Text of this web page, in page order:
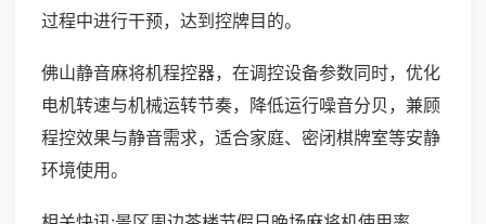
过程中进行干预，达到控牌目的。
佛山静音麻将机程控器，在调控设备参数同时，优化
电机转速与机械运转节奏，降低运行噪音分贝，兼顾
程控效果与静音需求，适合家庭、密闭棋牌室等安静
环境使用。